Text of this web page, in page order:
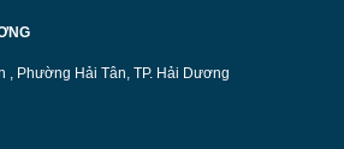
, Phường Hải Tân, TP. Hải Dương